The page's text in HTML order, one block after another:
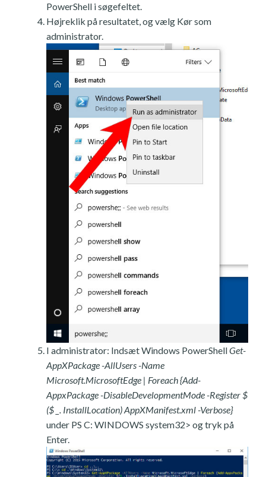
PowerShell i søgefeltet.
Højreklik på resultatet, og vælg Kør som
administrator.
I administrator: Indsæt Windows PowerShellGet-
AppXPackage -AllUsers -Name
Microsoft.MicrosoftEdge | Foreach {Add-
AppxPackage -DisableDevelopmentMode -Register $
($ _. InstallLocation) AppXManifest.xml -Verbose}
under PS C: WINDOWS system32> og tryk på
Enter.